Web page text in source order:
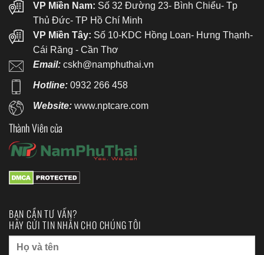
VP Miền Nam: Số 32 Đường 23- Bình Chiểu- Tp
Thủ Đức- TP Hồ Chí Minh
VP Miền Tây: Số 10-KDC Hồng Loan- Hưng Thạnh-
Cái Răng - Cần Thơ
Email: cskh@namphuthai.vn
Hotline: 0932 266 458
Website:www.nptcare.com
Thành Viên của
BẠN CẦN TƯ VẤN?
HÃY GỬI TIN NHẮN CHO CHÚNG TÔI